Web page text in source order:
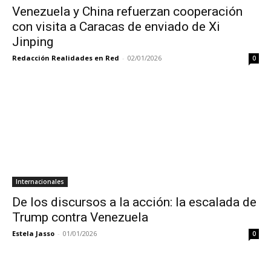
Venezuela y China refuerzan cooperación
con visita a Caracas de enviado de Xi
Jinping
Redacción Realidades en Red - 02/01/2026 0
Internacionales
De los discursos a la acción: la escalada de
Trump contra Venezuela
Estela Jasso - 01/01/2026 0